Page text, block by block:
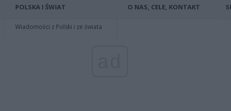
POLSKA I ŚWIAT
Wiadomości z Polski i ze świata
O NAS, CELE, KONTAKT